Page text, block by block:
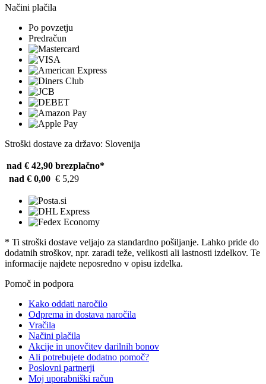
Načini plačila
Po povzetju
Predračun
Stroški dostave za državo: Slovenija
nad € 42,90 brezplačno*
nad € 0,00 € 5,29
* Ti stroški dostave veljajo za standardno pošiljanje. Lahko pride do
dodatnih stroškov, npr. zaradi teže, velikosti ali lastnosti izdelkov. Te
informacije najdete neposredno v opisu izdelka.
Pomoč in podpora
Kako oddati naročilo
Odprema in dostava naročila
Vračila
Načini plačila
Akcije in unovčitev darilnih bonov
Ali potrebujete dodatno pomoč?
Poslovni partnerji
Moj uporabniški račun